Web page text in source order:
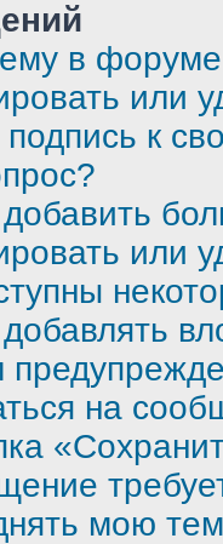
в
или
подпись к
или
на
мою